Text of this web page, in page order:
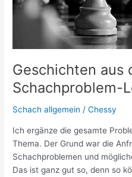
Geschichten aus
Schachproblem-
Schach allgemein /Chessy
Ich ergänze die gesamte
Thema. Der Grund war die
Schachproblemen und
Das ist ganz gut so, denn so